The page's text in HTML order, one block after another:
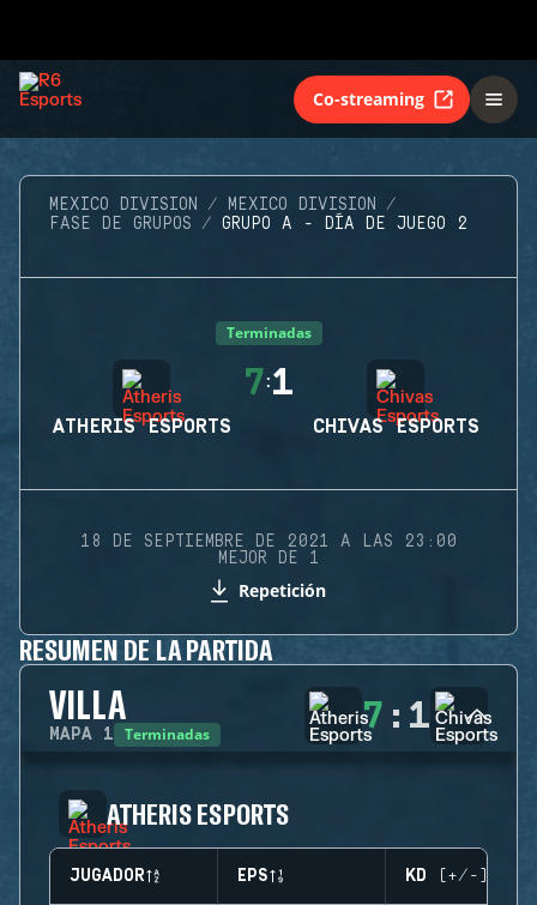
Co-streaming
MEXICO DIVISION
MEXICO DIVISION
FASE DE GRUPOS
GRUPO A - DÍA DE JUEGO 2
Terminadas
ATHERIS ESPORTS
7:1
CHIVAS ESPORTS
18 DE SEPTIEMBRE DE 2021 A LAS 23:00
MEJOR DE 1
Repetición
RESUMEN DE LA PARTIDA
VILLA
MAPA 1 Terminadas 7 : 1
ATHERIS ESPORTS
JUGADOR EPS KD (+/-)